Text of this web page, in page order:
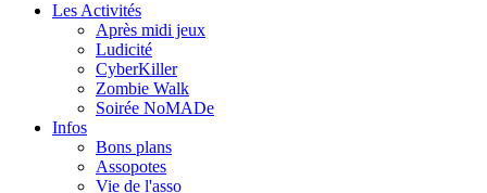
Les Activités
Après midi jeux
Ludicité
CyberKiller
Zombie Walk
Soirée NoMADe
Infos
Bons plans
Assopotes
Vie de l'asso